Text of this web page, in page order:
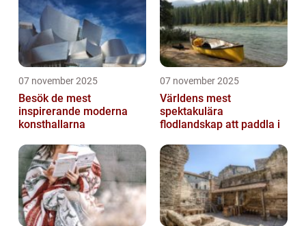
07 november 2025
Besök de mest
inspirerande moderna
konsthallarna
07 november 2025
Världens mest
spektakulära
flodlandskap att paddla i